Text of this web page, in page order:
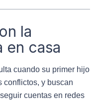
la
en casa
cuando su primer hijo
conflictos, y buscan
cuentas en redes